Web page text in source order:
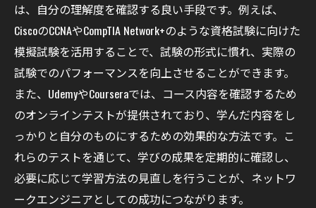
は、自分の理解度を確認する良い手段です。例えば、
CiscoのCCNAやCompTIA Network+のような資格試験に向けた
模擬試験を活用することで、試験の形式に慣れ、実際の
試験でのパフォーマンスを向上させることができます。
また、UdemyやCourseraでは、コース内容を確認するため
のオンラインテストが提供されており、学んだ内容をし
っかりと自分のものにするための効果的な方法です。こ
れらのテストを通じて、学びの成果を定期的に確認し、
必要に応じて学習方法の見直しを行うことが、ネットワ
ークエンジニアとしての成功につながります。